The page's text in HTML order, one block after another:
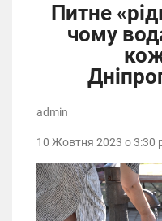
Питне
чому
admin
10 Жовтня 2023 о 3:30